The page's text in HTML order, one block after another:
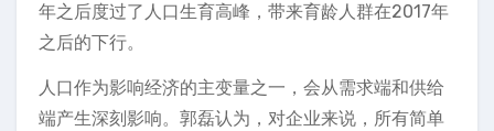
年之后度过了人口生育高峰，带来育龄人群在2017年
之后的下行。
人口作为影响经济的主变量之一，会从需求端和供给
端产生深刻影响。郭磊认为，对企业来说，所有简单